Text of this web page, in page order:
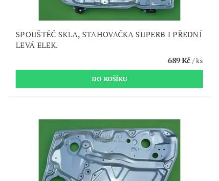
SPOUŠTĚČ SKLA, STAHOVAČKA SUPERB I PŘEDNÍ
LEVÁ ELEK.
689 Kč/ ks